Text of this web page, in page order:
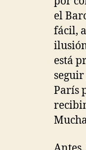
el
fácil,
está
París